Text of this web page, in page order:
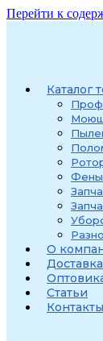
Перейти к
Каталог
Фены
О
Доставка
Статьи
Контакты